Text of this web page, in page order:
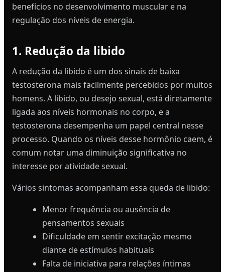
benefícios no desenvolvimento muscular e na
regulação dos níveis de energia.
1. Redução da libido
A redução da libido é um dos sinais de baixa
testosterona mais facilmente percebidos por muitos
homens. A libido, ou desejo sexual, está diretamente
ligada aos níveis hormonais no corpo, e a
testosterona desempenha um papel central nesse
processo. Quando os níveis desse hormônio caem, é
comum notar uma diminuição significativa no
interesse por atividade sexual.
Vários sintomas acompanham essa queda de libido:
Menor frequência ou ausência de
pensamentos sexuais
Dificuldade em sentir excitação mesmo
diante de estímulos habituais
Falta de iniciativa para relações íntimas